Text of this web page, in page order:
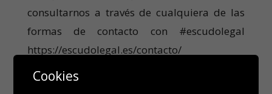
consultarnos a través de cualquiera de las
formas de contacto con #escudolegal
https://escudolegal.es/contacto/
Cookies